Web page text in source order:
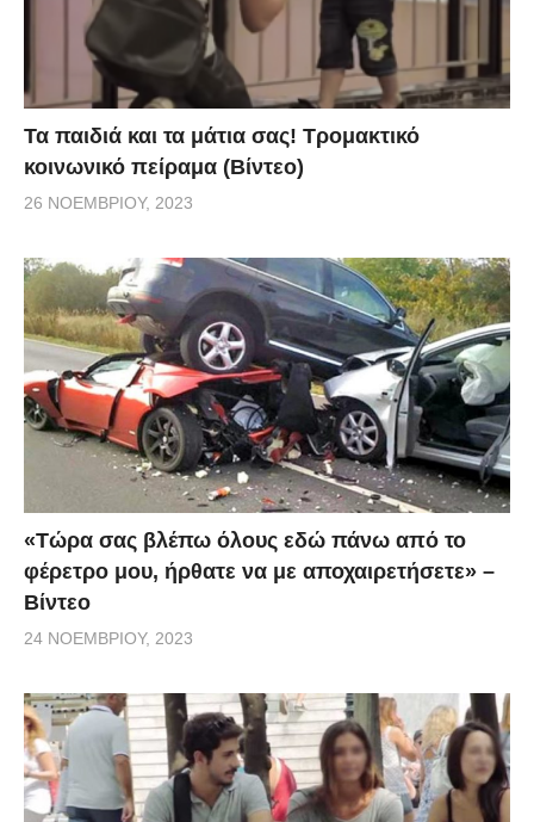
Τα παιδιά και τα μάτια σας! Τρομακτικό
κοινωνικό πείραμα (Βίντεο)
26 ΝΟΕΜΒΡΊΟΥ, 2023
«Τώρα σας βλέπω όλους εδώ πάνω από το
φέρετρο μου, ήρθατε να με αποχαιρετήσετε» –
Βίντεο
24 ΝΟΕΜΒΡΊΟΥ, 2023